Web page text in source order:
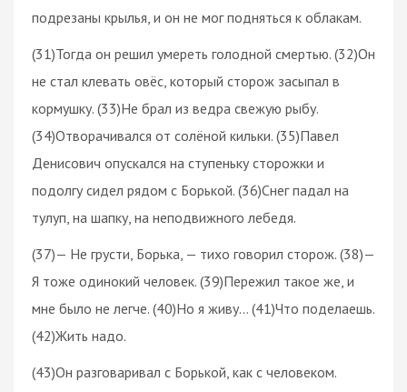
подрезаны крылья, и он не мог подняться к облакам.
(31)Тогда он решил умереть голодной смертью. (32)Он
не стал клевать овёс, который сторож засыпал в
кормушку. (33)Не брал из ведра свежую рыбу.
(34)Отворачивался от солёной кильки. (35)Павел
Денисович опускался на ступеньку сторожки и
подолгу сидел рядом с Борькой. (36)Снег падал на
тулуп, на шапку, на неподвижного лебедя.
(37)— Не грусти, Борька, — тихо говорил сторож. (38)—
Я тоже одинокий человек. (39)Пережил такое же, и
мне было не легче. (40)Но я живу… (41)Что поделаешь.
(42)Жить надо.
(43)Он разговаривал с Борькой, как с человеком.